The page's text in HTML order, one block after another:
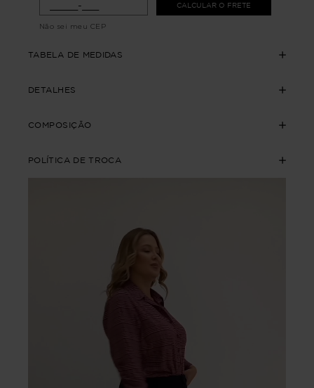
CALCULAR O FRETE
Não sei meu CEP
TABELA DE MEDIDAS
DETALHES
COMPOSIÇÃO
POLÍTICA DE TROCA